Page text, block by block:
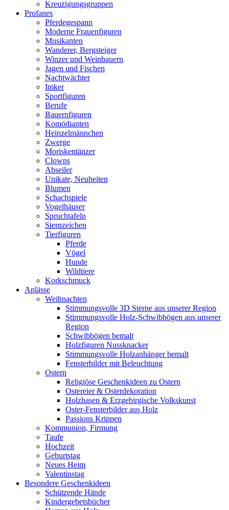
Kreuzigungsgruppen
Profanes
Pferdegespann
Moderne Frauenfiguren
Musikanten
Wanderer, Bergsteiger
Winzer und Weinbauern
Jagen und Fischen
Nachtwächter
Imker
Sportfiguren
Berufe
Bauernfiguren
Komödianten
Heinzelmännchen
Zwerge
Moriskentänzer
Clowns
Abseiler
Unikate, Neuheiten
Blumen
Schachspiele
Vogelhäuser
Spruchtafeln
Sternzeichen
Tierfiguren
Pferde
Vögel
Hunde
Wildtiere
Korkschmuck
Anlässe
Weihnachten
Stimmungsvolle 3D Sterne aus unserer Region
Stimmungsvolle Holz-Schwibbögen aus unserer
Region
Schwibbögen bemalt
Holzfiguren Nussknacker
Stimmungsvolle Holzanhänger bemalt
Fensterbilder mit Beleuchtung
Ostern
Religiöse Geschenkideen zu Ostern
Ostereier & Osterdekoration
Holzhasen & Erzgebirgische Volkskunst
Oster-Fensterbilder aus Holz
Passions Krippen
Kommunion, Firmung
Taufe
Hochzeit
Geburtstag
Neues Heim
Valentinstag
Besondere Geschenkideen
Schützende Hände
Kindergebetsbücher